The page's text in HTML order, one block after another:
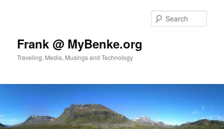
Frank @ MyBenke.org
Traveling, Media, Musings and Technology